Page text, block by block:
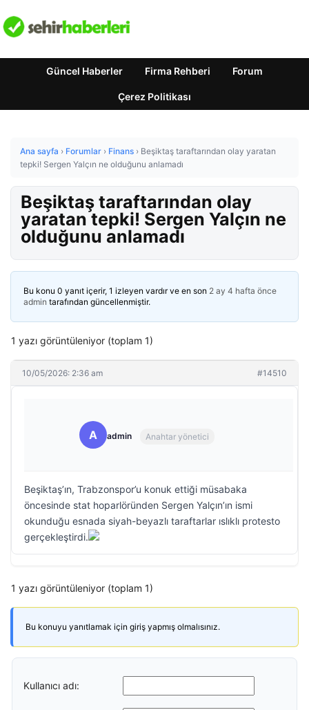
Güncel Haberler Firma Rehberi Forum
Çerez Politikası
Ana sayfa › Forumlar › Finans › Beşiktaş taraftarından olay yaratan
tepki! Sergen Yalçın ne olduğunu anlamadı
Beşiktaş taraftarından olay
yaratan tepki! Sergen Yalçın ne
olduğunu anlamadı
Bu konu 0 yanıt içerir, 1 izleyen vardır ve en son 2 ay 4 hafta önce
admin tarafından güncellenmiştir.
1 yazı görüntüleniyor (toplam 1)
10/05/2026: 2:36 am #14510
A admin Anahtar yönetici
Beşiktaş’ın, Trabzonspor’u konuk ettiği müsabaka
öncesinde stat hoparlöründen Sergen Yalçın’ın ismi
okunduğu esnada siyah-beyazlı taraftarlar ıslıklı protesto
gerçekleştirdi.
1 yazı görüntüleniyor (toplam 1)
Bu konuyu yanıtlamak için giriş yapmış olmalısınız.
Kullanıcı adı: